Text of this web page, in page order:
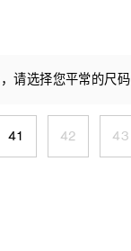
请选择您平常的尺码
41 42 43